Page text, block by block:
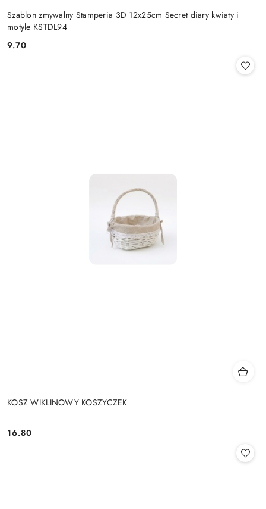
Szablon zmywalny Stamperia 3D 12x25cm Secret diary kwiaty i
motyle KSTDL94
Cena:
9.70
KOSZ WIKLINOWY KOSZYCZEK
Cena:
16.80